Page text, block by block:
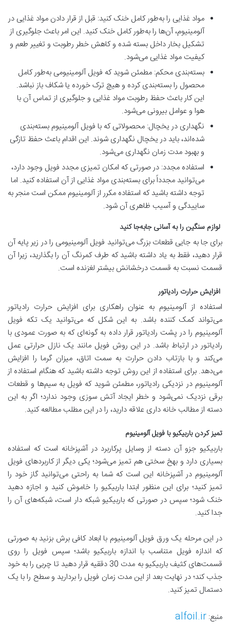
مواد غذایی را به‌طور کامل خنک کنید: قبل از قرار دادن مواد غذایی در
آلومینیوم، آن‌ها را به‌طور کامل خنک کنید. این امر باعث جلوگیری از
تشکیل بخار داخل بسته شده و کاهش خطر رطوبت و تغییر طعم و
کیفیت مواد غذایی می‌شود.
بسته‌بندی محکم: مطمئن شوید که فویل آلومینیومی به‌طور کامل
محصول را بسته‌بندی کرده و هیچ ترک خورده یا شکاف باز نباشد.
این کار باعث حفظ رطوبت مواد غذایی و جلوگیری از تماس آن با
هوا و عوامل بیرونی می‌شود.
نگهداری در یخچال: محصولاتی که با فویل آلومینیوم بسته‌بندی
شده‌اند، باید در یخچال نگهداری شوند. این اقدام باعث حفظ تازگی
و بهبود مدت زمان نگهداری می‌شود.
استفاده مجدد: در صورتی که امکان تمیزی مجدد فویل وجود دارد،
می‌توانید مجدداً برای بسته‌بندی مواد غذایی از آن استفاده کنید. اما
توجه داشته باشید که استفاده مکرر از آلومینیوم ممکن است منجر به
ساییدگی و آسیب ظاهری آن شود.
لوازم سنگین را به آسانی جابه‌جا کنید
برای جا به جایی قطعات بزرگ می‌توانید فویل آلومینیومی را در زیر پایه آن
قرار دهید، فقط به یاد داشته باشید که طرف کمرنگ آن را بگذارید، زیرا آن
قسمت نسبت به قسمت درخشانش بیشتر لغزنده است.
افزایش حرارت رادیاتور
استفاده از آلومینیوم به عنوان راهکاری برای افزایش حرارت رادیاتور
می‌تواند کمک کننده باشد. به این شکل که می‌توانید یک تکه فویل
آلومینیوم را در پشت رادیاتور قرار داده به گونه‌ای که به صورت عمودی با
رادیاتور در ارتباط باشد. در این روش فویل مانند یک نازل حرارتی عمل
می‌کند و با بازتاب دادن حرارت به سمت اتاق، میزان گرما را افزایش
می‌دهد. برای استفاده از این روش توجه داشته باشید که هنگام استفاده از
آلومینیوم در نزدیکی رادیاتور، مطمئن شوید که فویل به سیم‌ها و قطعات
برقی نزدیک نمی‌شود و خطر ایجاد آتش سوزی وجود ندارد؛ اگر به این
دسته از مطالب خانه داری علاقه دارید، را در این مطلب مطالعه کنید.
تمیز کردن باربیکیو با فویل آلومینیوم
باربیکیو جزو آن دسته از وسایل پرکاربرد در آشپزخانه است که استفاده
بسیاری دارد و بهخ سختی هم تمیز می‌شود؛ یکی دیگر از کاربردهای فویل
آلومینیوم در آشپزخانه این است که شما به راحتی می‌توانید گاز خود را
تمیز کنید؛ برای این منظور ابتدا باربیکیو را خاموش کنید و اجازه دهید
خنک شود؛ سپس در صورتی که باربیکیو شبکه دار است، شبکه‌های آن را
جدا کنید.
در این مرحله یک ورق فویل آلومینیوم با ابعاد کافی برش بزنید به صورتی
که اندازه فویل متناسب با اندازه باربیکیو باشد؛ سپس فویل را روی
قسمت‌های کثیف باربیکیو به مدت 30 دققیه قرار دهید تا چربی را به خود
جذب کند؛ در نهایت بعد از این مدت زمان فویل را بردارید و سطح را با یک
دستمال تمیز کنید.
منبع: alfoil.ir